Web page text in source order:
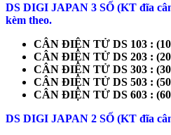
DS DIGI JAPAN 3 SỐ (KT đĩa
kèm theo.
CÂN ĐIỆN TỬ DS 103 :
CÂN ĐIỆN TỬ DS 203 :
CÂN ĐIỆN TỬ DS 303 :
CÂN ĐIỆN TỬ DS 503 :
CÂN ĐIỆN TỬ DS 603 :
DS DIGI JAPAN 2 SỐ (KT đĩa